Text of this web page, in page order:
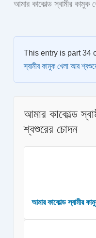
আমার কাকোল্ড স্বামীর কামুক
This entry is part 34
স্বামীর কামুক খেলা আর
আমার কাকোল্ড
শ্বশুরের চোদন
আমার কাকোল্ড স্বামীর